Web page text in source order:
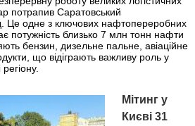
потрапив Саратовський
Це одне з ключових нафтопереробних
потужність близько 7 млн тонн нафти
бензин, дизельне пальне, авіаційне
що відіграють важливу роль у
Мітинг у
Києві 31